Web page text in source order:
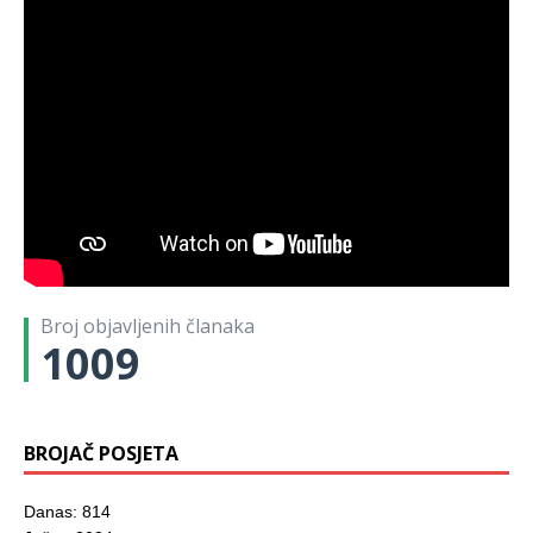
Broj objavljenih članaka
1009
BROJAČ POSJETA
Danas: 814